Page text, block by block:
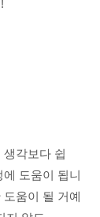
각보다 쉽
도움이 됩니
움이 될 거예